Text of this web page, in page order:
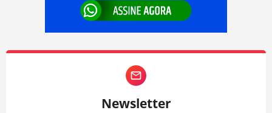
Newsletter